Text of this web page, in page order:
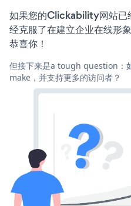
如果您的Clickability网站已
经克服了在建立企业在线形
恭喜你！
但接下来是a tough question：
make，并支持更多的访问者？